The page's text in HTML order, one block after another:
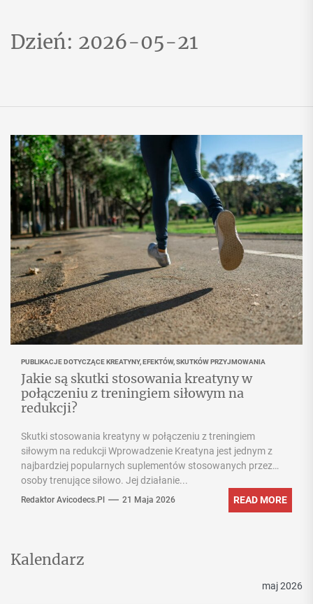
Dzień: 2026-05-21
PUBLIKACJE DOTYCZĄCE KREATYNY, EFEKTÓW, SKUTKÓW PRZYJMOWANIA
Jakie są skutki stosowania kreatyny w
połączeniu z treningiem siłowym na
redukcji?
Skutki stosowania kreatyny w połączeniu z treningiem
siłowym na redukcji Wprowadzenie Kreatyna jest jednym z
najbardziej popularnych suplementów stosowanych przez
osoby trenujące siłowo. Jej działanie...
Redaktor Avicodecs.pl 21 Maja 2026 READ MORE
Kalendarz
maj 2026